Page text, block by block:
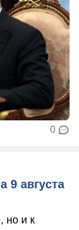
0
9 августа
но и к